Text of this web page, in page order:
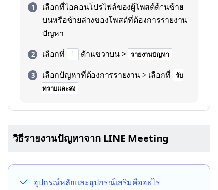
เลือกที่ไอคอนโปรไฟล์ของผู้โพสต์ด้านซ้าย
บนหรือซ้ายล่างของโพสต์ที่ต้องการรายงาน
ปัญหา
เลือกที่
ด้านขวาบน > รายงานปัญหา
เลือกปัญหาที่ต้องการรายงาน > เลือกที่
รับ
ทราบและส่ง
วิธีรายงานปัญหาจาก LINE Meeting
อุปกรณ์หลักและอุปกรณ์เสริมคืออะไร